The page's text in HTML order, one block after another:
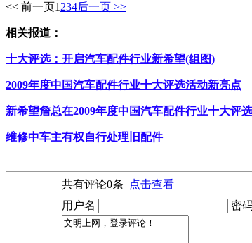
<< 前一页1 234后一页 >>
相关报道：
十大评选：开启汽车配件行业新希望(组图)
2009年度中国汽车配件行业十大评选活动新亮点
新希望詹总在2009年度中国汽车配件行业十大评
维修中车主有权自行处理旧配件
共有评论0条
点击查看
用户名
密